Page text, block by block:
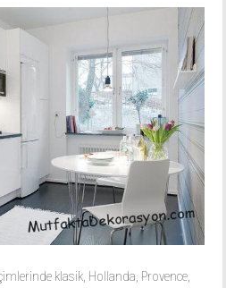
klasik, Hollanda, Provence,